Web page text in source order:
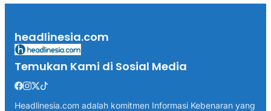
headlinesia.com
Temukan Kami di Sosial Media
Headlinesia.com adalah komitmen Informasi Kebenaran yang